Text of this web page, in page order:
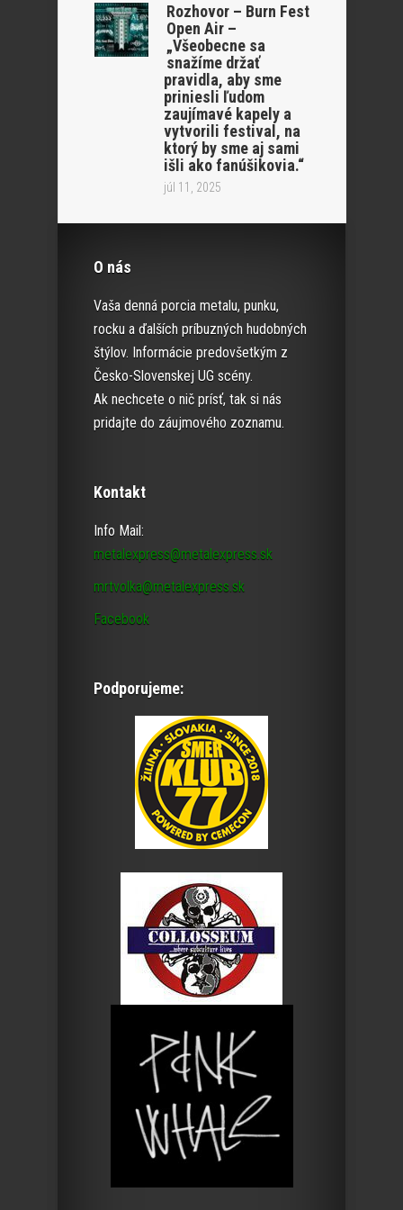
Rozhovor – Burn Fest
Open Air –
„Všeobecne sa
snažíme držať
pravidla, aby sme
priniesli ľudom
zaujímavé kapely a
vytvorili festival, na
ktorý by sme aj sami
išli ako fanúšikovia.“
júl 11, 2025
O nás
Vaša denná porcia metalu, punku,
rocku a ďalších príbuzných hudobných
štýlov. Informácie predovšetkým z
Česko-Slovenskej UG scény.
Ak nechcete o nič prísť, tak si nás
pridajte do záujmového zoznamu.
Kontakt
Info Mail:
metalexpress@metalexpress.sk
mrtvolka@metalexpress.sk
Facebook
Podporujeme: